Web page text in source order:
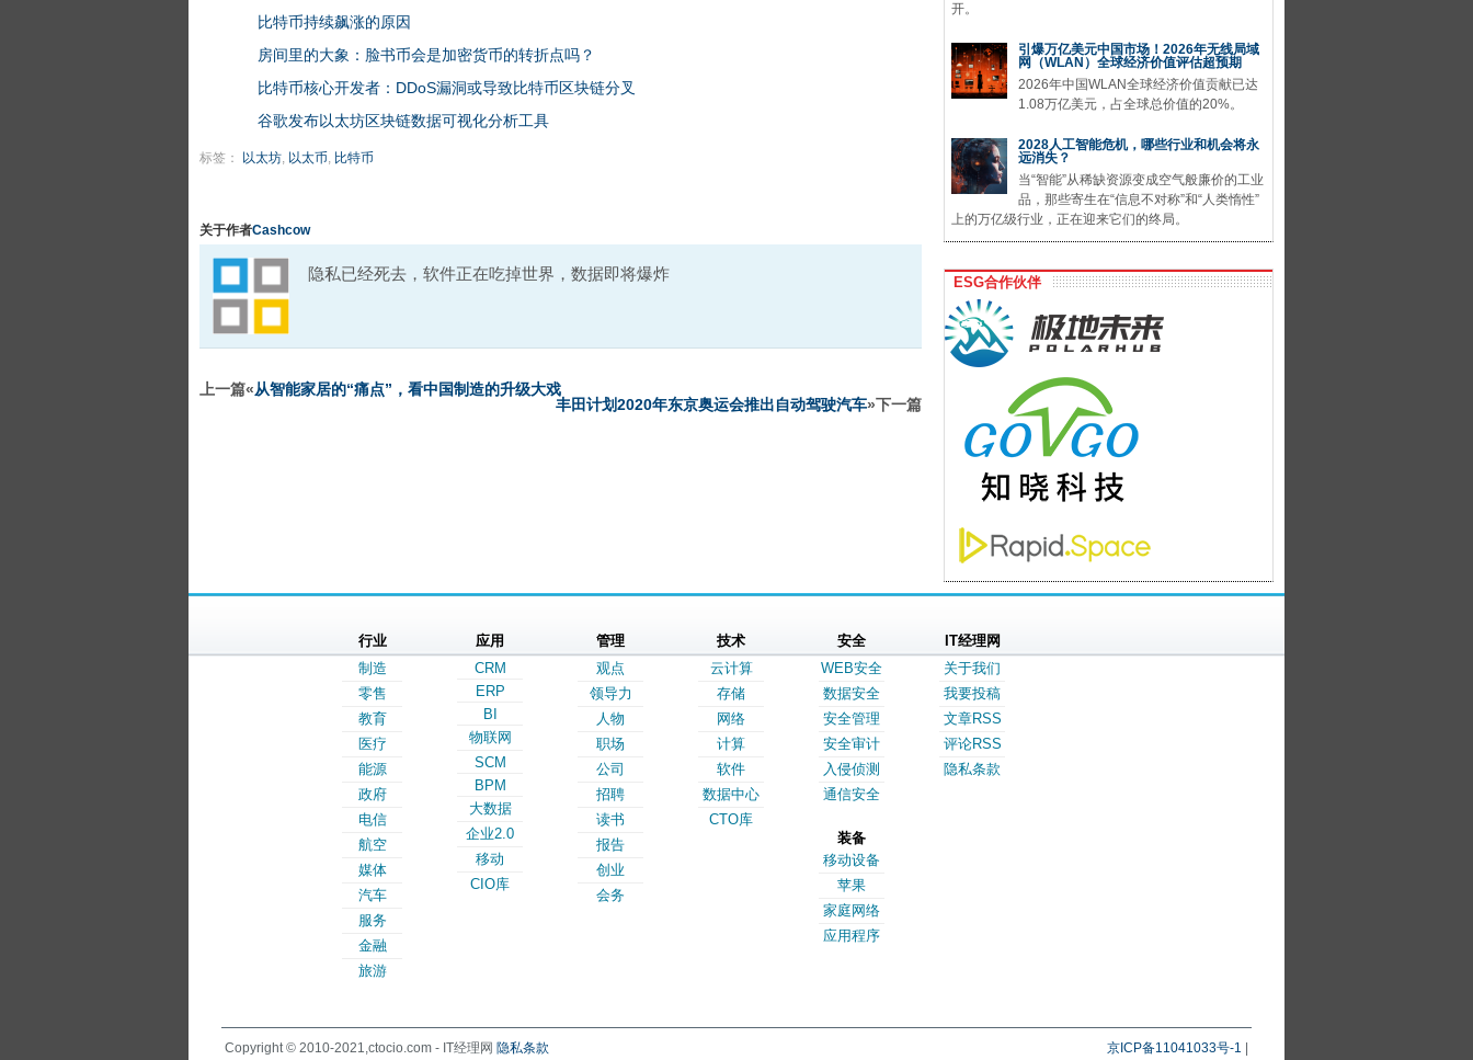
比特币持续飙涨的原因
房间里的大象：脸书币会是加密货币的转折点吗？
比特币核心开发者：DDoS漏洞或导致比特币区块链分叉
谷歌发布以太坊区块链数据可视化分析工具
标签： 以太坊, 以太币, 比特币
关于作者Cashcow
隐私已经死去，软件正在吃掉世界，数据即将爆炸
上一篇«从智能家居的“痛点”，看中国制造的升级大戏
丰田计划2020年东京奥运会推出自动驾驶汽车»下一篇
开。
引爆万亿美元中国市场！2026年无线局域
网（WLAN）全球经济价值评估超预期
2026年中国WLAN全球经济价值贡献已达
1.08万亿美元，占全球总价值的20%。
2028人工智能危机，哪些行业和机会将永
远消失？
当“智能”从稀缺资源变成空气般廉价的工业
品，那些寄生在“信息不对称”和“人类惰性”
上的万亿级行业，正在迎来它们的终局。
ESG合作伙伴
行业
制造
零售
教育
医疗
能源
政府
电信
航空
媒体
汽车
服务
金融
旅游
应用
CRM
ERP
BI
物联网
SCM
BPM
大数据
企业2.0
移动
CIO库
管理
观点
领导力
人物
职场
公司
招聘
读书
报告
创业
会务
技术
云计算
存储
网络
计算
软件
数据中心
CTO库
安全
WEB安全
数据安全
安全管理
安全审计
入侵侦测
通信安全
装备
移动设备
苹果
家庭网络
应用程序
IT经理网
关于我们
我要投稿
文章RSS
评论RSS
隐私条款
Copyright © 2010-2021,ctocio.com - IT经理网 隐私条款 京ICP备11041033号-1